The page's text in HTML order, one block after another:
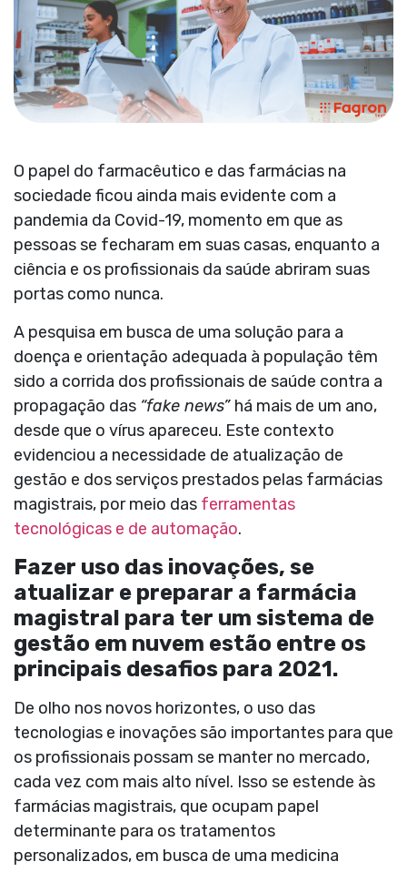
O papel do farmacêutico e das farmácias na
sociedade ficou ainda mais evidente com a
pandemia da Covid-19, momento em que as
pessoas se fecharam em suas casas, enquanto a
ciência e os profissionais da saúde abriram suas
portas como nunca.
A pesquisa em busca de uma solução para a
doença e orientação adequada à população têm
sido a corrida dos profissionais de saúde contra a
propagação das “fake news” há mais de um ano,
desde que o vírus apareceu. Este contexto
evidenciou a necessidade de atualização de
gestão e dos serviços prestados pelas farmácias
magistrais, por meio das ferramentas
tecnológicas e de automação.
Fazer uso das inovações, se
atualizar e preparar a farmácia
magistral para ter um sistema de
gestão em nuvem estão entre os
principais desafios para 2021.
De olho nos novos horizontes, o uso das
tecnologias e inovações são importantes para que
os profissionais possam se manter no mercado,
cada vez com mais alto nível. Isso se estende às
farmácias magistrais, que ocupam papel
determinante para os tratamentos
personalizados, em busca de uma medicina